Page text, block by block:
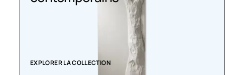
EXPLORER LA COLLECTION